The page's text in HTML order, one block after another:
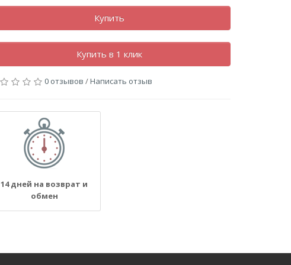
Купить
Купить в 1 клик
0 отзывов /Написать отзыв
14 дней на возврат и
обмен